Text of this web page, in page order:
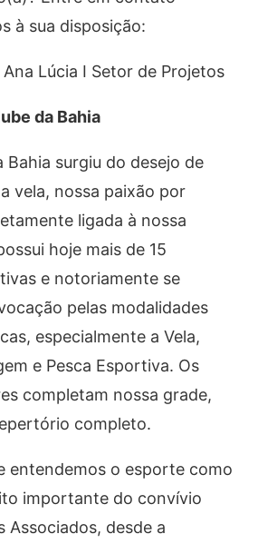
à sua disposição:
Lúcia I Setor de Projetos
da Bahia
Bahia surgiu do desejo de
vela, nossa paixão por
ligada à nossa
hoje mais de 15
e notoriamente se
pelas modalidades
especialmente a Vela,
e Pesca Esportiva. Os
completam nossa grade,
completo.
entendemos o esporte como
importante do convívio
Associados, desde a